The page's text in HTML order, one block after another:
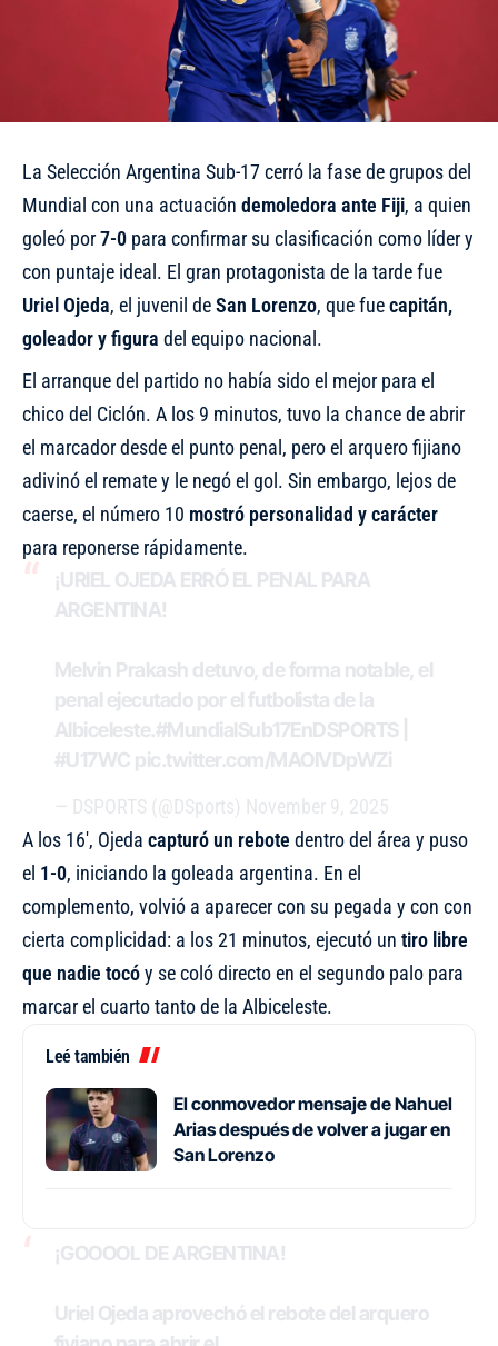
La Selección Argentina Sub-17 cerró la fase de grupos del
Mundial con una actuación demoledora ante Fiji, a quien
goleó por7-0 para confirmar su clasificación como líder y
con puntaje ideal. El gran protagonista de la tarde fue
Uriel Ojeda, el juvenil deSan Lorenzo, que fuecapitán,
goleador y figura del equipo nacional.
El arranque del partido no había sido el mejor para el
chico del Ciclón. A los 9 minutos, tuvo la chance de abrir
el marcador desde el punto penal, pero el arquero fijiano
adivinó el remate y le negó el gol. Sin embargo, lejos de
caerse, el número 10 mostró personalidad y carácter
para reponerse rápidamente.
¡URIEL OJEDA ERRÓ EL PENAL PARA
ARGENTINA!
Melvin Prakash detuvo, de forma notable, el
penal ejecutado por el futbolista de la
Albiceleste.#MundialSub17EnDSPORTS
#U17WC pic.twitter.com/MAOIVDpWZi
— DSPORTS (@DSports) November 9, 2025
A los 16′, Ojeda capturó un rebote dentro del área y puso
el 1-0, iniciando la goleada argentina. En el
complemento, volvió a aparecer con su pegada y con con
cierta complicidad: a los 21 minutos, ejecutó un tiro libre
que nadie tocóy se coló directo en el segundo palo para
marcar el cuarto tanto de la Albiceleste.
Leé también
El conmovedor mensaje de Nahuel
Arias después de volver a jugar en
San Lorenzo
¡GOOOOL DE ARGENTINA!
Uriel Ojeda aprovechó el rebote del arquero